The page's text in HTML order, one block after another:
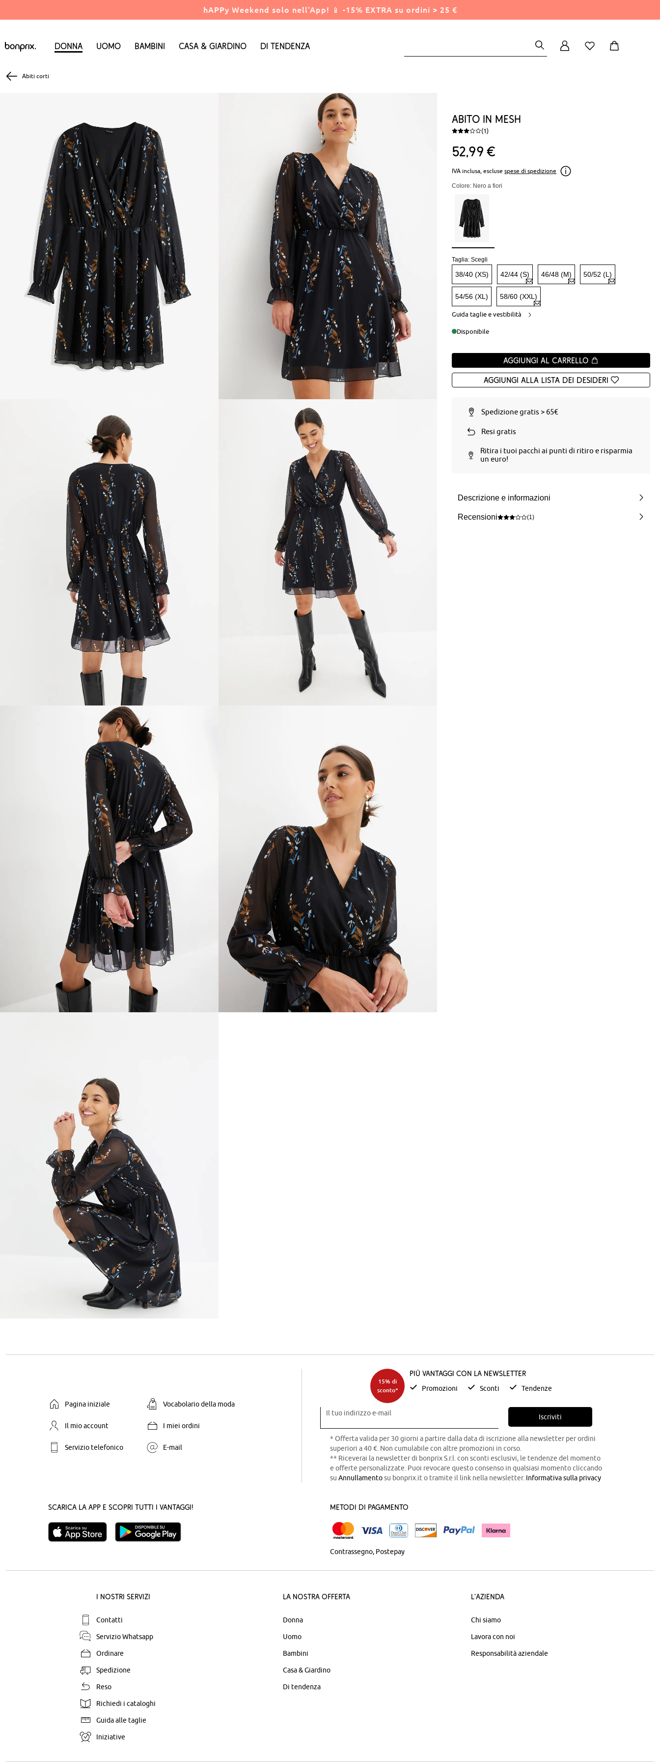
hAPPy Weekend solo nell'App! 📱 -15% EXTRA su ordini > 25 €
Donna Uomo Bambini Casa & Giardino Di tendenza
Abiti corti
Abito in mesh
(1)
52 99 €
IVA inclusa, escluse spese di spedizione
Colore: Nero a fiori
Taglia:Scegli
38/40 (XS) 42/44 (S) 46/48 (M) 50/52 (L)
54/56 (XL) 58/60 (XXL)
Guida taglie e vestibilità
Disponibile
Aggiungi al carrello
Aggiungi alla Lista dei desideri
Spedizione gratis > 65€
Resi gratis
Ritira i tuoi pacchi ai punti di ritiro e risparmia
un euro!
Descrizione e informazioni
Recensioni (1)
Pagina iniziale Vocabolario della moda
Il mio account I miei ordini
Servizio telefonico E-mail
15% di
sconto*
Più vantaggi con la newsletter
Promozioni Sconti Tendenze
Il tuo indirizzo e-mail Iscriviti
* Offerta valida per 30 giorni a partire dalla data di iscrizione alla newsletter per ordini
superiori a 40 €. Non cumulabile con altre promozioni in corso.
** Riceverai la newsletter di bonprix S.r.l. con sconti esclusivi, le tendenze del momento
e offerte personalizzate. Puoi revocare questo consenso in qualsiasi momento cliccando
su Annullamentosu bonprix.it o tramite il link nella newsletter. Informativa sulla privacy
Scarica la App e scopri tutti i vantaggi! Metodi di pagamento
Contrassegno Postepay
I nostri servizi
Contatti
Servizio Whatsapp
Ordinare
Spedizione
Reso
Richiedi i cataloghi
Guida alle taglie
Iniziative
La nostra offerta
Donna
Uomo
Bambini
Casa & Giardino
Di tendenza
L'azienda
Chi siamo
Lavora con noi
Responsabilità aziendale